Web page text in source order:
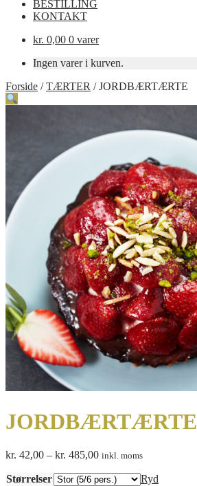
BESTILLING
KONTAKT
kr. 0,00 0 varer
Ingen varer i kurven.
Forside /TÆRTER /JORDBÆRTÆRTE
JORDBÆRTÆRTE
kr. 42,00 – kr. 485,00Prisinterval:
til
inkl. moms
Størrelser
Ryd